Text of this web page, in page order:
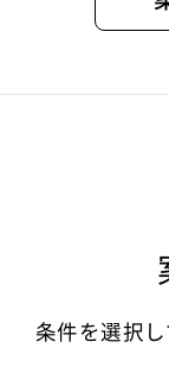
条件を選択